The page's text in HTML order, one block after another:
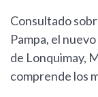
Consultado
Pampa, el
de Lonquimay,
comprende los